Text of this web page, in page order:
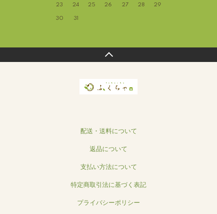
23 24 25 26 27 28 29
30 31
配送・送料について
返品について
支払い方法について
特定商取引法に基づく表記
プライバシーポリシー